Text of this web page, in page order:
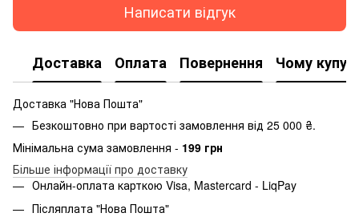
Написати відгук
Доставка Оплата Повернення Чому
Доставка "Нова Пошта"
Безкоштовно при вартості замовлення від 25 000 ₴.
Мінімальна сума замовлення - 199 грн
Більше інформації про доставку
Онлайн-оплата карткою Visa, Mastercard - LiqPay
Післяплата "Нова Пошта"